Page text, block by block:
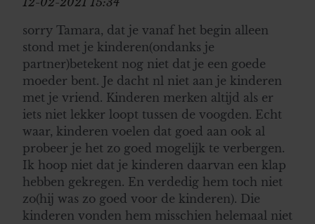
sorry Tamara, dat je vanaf het begin alleen
stond met je kinderen(ondanks je
partner)betekent nog niet dat je een goede
moeder bent. Je dacht nl niet aan je kinderen
met je vriend. Kinderen merken altijd als er
iets niet lekker loopt tussen de voogden. Echt
waar, kinderen voelen dat goed aan ook al
probeer je het zo goed mogelijk te verbergen.
Ik hoop niet dat je kinderen daarvan een klap
hebben gekregen. En verdedig hem toch niet
zo(hij was zo goed voor de kinderen). Die
kinderen vonden hem misschien helemaal niet